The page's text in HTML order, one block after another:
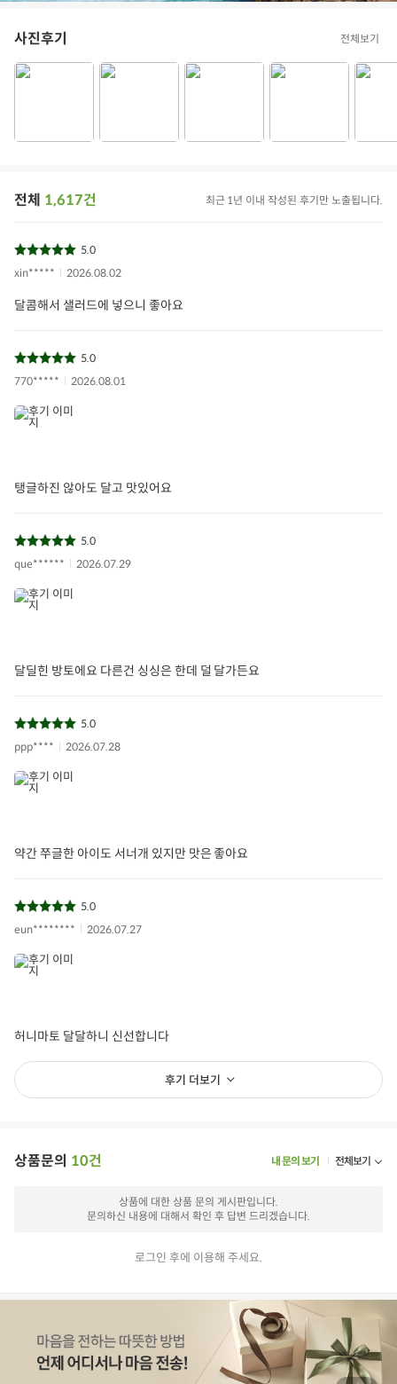
방울토마토
상품필수정보 이미지
사진후기 전체보기
전체 1,617건 최근 1년 이내 작성된 후기만 노출됩니다.
5.0
xin*****
2026.08.02
달콤해서 샐러드에 넣으니 좋아요
5.0
770*****
2026.08.01
탱글하진 않아도 달고 맛있어요
5.0
que******
2026.07.29
달딜힌 방토에요 다른건 싱싱은 한데 덜 달가든요
5.0
ppp****
2026.07.28
약간 쭈글한 아이도 서너개 있지만 맛은 좋아요
5.0
eun********
2026.07.27
허니마토 달달하니 신선합니다
후기 더보기
상품문의 10건 내 문의 보기 전체보기
상품에 대한 상품 문의 게시판입니다.
문의하신 내용에 대해서 확인 후 답변 드리겠습니다.
로그인 후에 이용해 주세요.